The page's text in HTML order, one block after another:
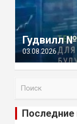
Гудвилл
03.08.2026
и
Последние